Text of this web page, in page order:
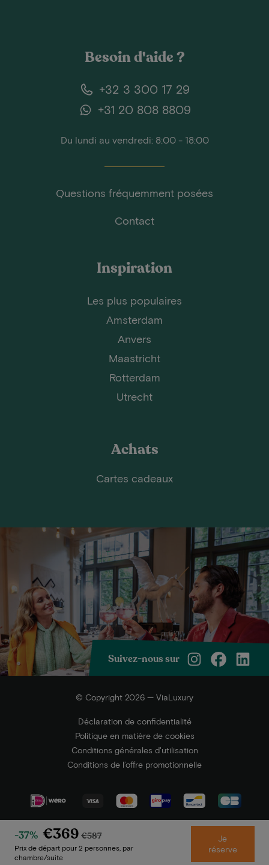
-37% €369 €587
Prix de départ pour 2 personnes, par
chambre/suite
Je
réserve
Besoin d'aide ?
+32 3 300 17 29
+31 20 808 8809
Du lundi au vendredi: 8:00 - 18:00
Questions fréquemment posées
Contact
Inspiration
Les plus populaires
Amsterdam
Anvers
Maastricht
Rotterdam
Utrecht
Achats
Cartes cadeaux
Suivez-nous sur
© Copyright 2026 — ViaLuxury
Déclaration de confidentialité
Politique en matière de cookies
Conditions générales d'utilisation
Conditions de l’offre promotionnelle